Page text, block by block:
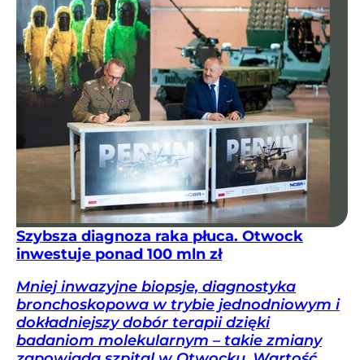
Szybsza diagnoza raka płuca. Otwock
inwestuje ponad 100 mln zł
Mniej inwazyjne biopsje, diagnostyka
bronchoskopowa w trybie jednodniowym i
dokładniejszy dobór terapii dzięki
badaniom molekularnym – takie zmiany